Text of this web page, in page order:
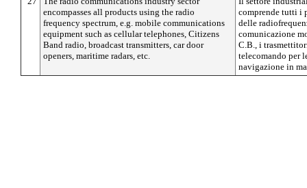
encompasses all products using the radio
frequency spectrum, e.g. mobile communications
equipment such as cellular telephones, Citizens
Band radio, broadcast transmitters, car door
openers, maritime radars, etc.
comprende tutti i
delle
comunicazione
C.B., i
telecomando per
navigazione in